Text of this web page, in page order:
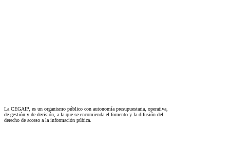
La CEGAIP, es un organismo público con autonomía presupuestaria, operativa,
de gestión y de decisión, a la que se encomienda el fomento y la difusión del
derecho de acceso a la información púbica.